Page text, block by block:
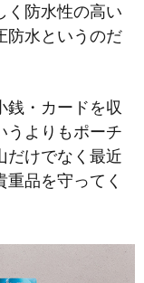
く防水性の高い
防水というのだ
銭・カードを収
うよりもポーチ
だけでなく最近
品を守ってく